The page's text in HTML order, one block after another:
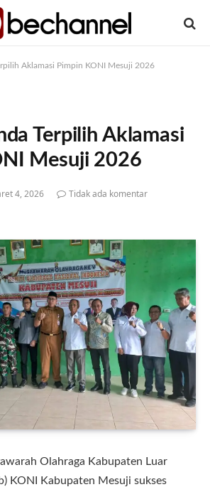
Aklamasi Pimpin KONI Mesuji 2026
Terpilih Aklamasi
Mesuji 2026
4, 2026
Tidak ada komentar
Olahraga Kabupaten Luar
KONI Kabupaten Mesuji sukses